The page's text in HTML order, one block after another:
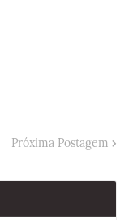
Próxima Postagem